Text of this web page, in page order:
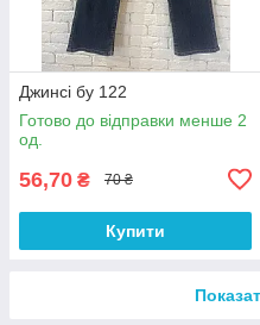
Джинсі бу 122
Готово до відправки менше 2
од.
56,70 ₴ 70 ₴
Купити